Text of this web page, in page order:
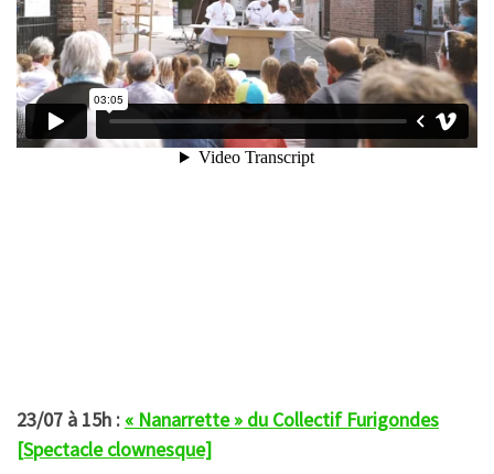
23/07 à 15h : « Nanarrette » du Collectif Furigondes
[Spectacle clownesque]